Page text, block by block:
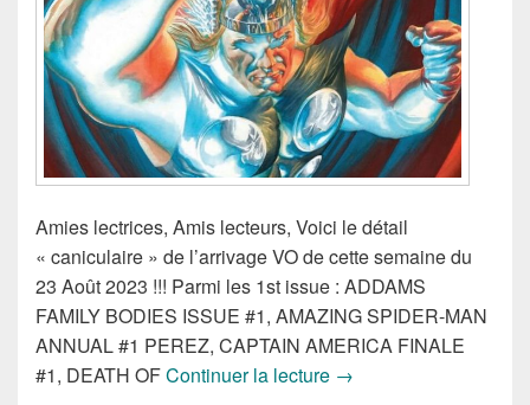
Amies lectrices, Amis lecteurs, Voici le détail
« caniculaire » de l’arrivage VO de cette semaine du
23 Août 2023 !!! Parmi les 1st issue : ADDAMS
FAMILY BODIES ISSUE #1, AMAZING SPIDER-MAN
ANNUAL #1 PEREZ, CAPTAIN AMERICA FINALE
#1, DEATH OFContinuer la lecture Sorties des Comics
→